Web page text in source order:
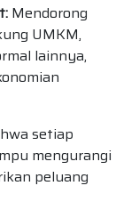
Mendorong
UMKM,
lainnya,
setiap
mengurangi
peluang